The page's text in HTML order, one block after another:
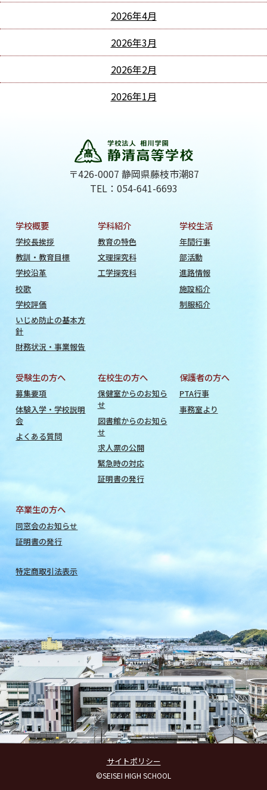
2026年4月
2026年3月
2026年2月
2026年1月
〒426-0007 静岡県藤枝市潮87
TEL：054-641-6693
学校概要
学校長挨拶
教訓・教育目標
学校沿革
校歌
学校評価
いじめ防止の基本方
針
財務状況・事業報告
学科紹介
教育の特色
文理探究科
工学探究科
学校生活
年間行事
部活動
進路情報
施設紹介
制服紹介
受験生の方へ
募集要項
体験入学・学校説明
会
よくある質問
在校生の方へ
保健室からのお知ら
せ
図書館からのお知ら
せ
求人票の公開
緊急時の対応
証明書の発行
保護者の方へ
PTA行事
事務室より
卒業生の方へ
同窓会のお知らせ
証明書の発行
特定商取引法表示
サイトポリシー
©SEISEI HIGH SCHOOL